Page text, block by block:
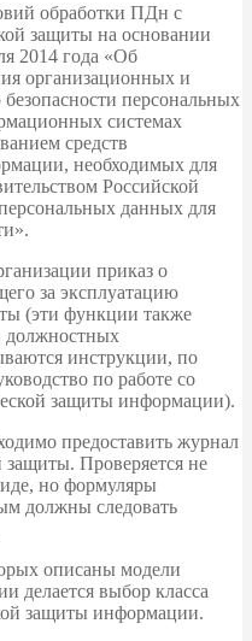
обработки ПДн с
защиты на основании
2014 года «Об
организационных и
персональных
системах
средств
необходимых для
Российской
данных для
приказ о
за эксплуатацию
(эти функции также
должностных
инструкции, по
по работе со
защиты информации).
предоставить журнал
защиты. Проверяется не
но формуляры
должны следовать
описаны модели
делается выбор класса
защиты информации.